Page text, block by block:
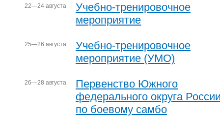
22—24 августа
Учебно-тренировочное
мероприятие
25—26 августа
Учебно-тренировочное
мероприятие (УМО)
26—28 августа
Первенство Южного
федерального округа
по боевому самбо